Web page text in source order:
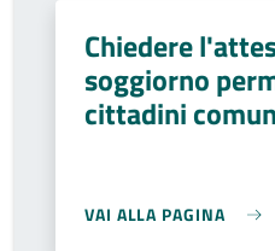
Chiedere
soggiorno
cittadini
VAI ALLA PAGINA